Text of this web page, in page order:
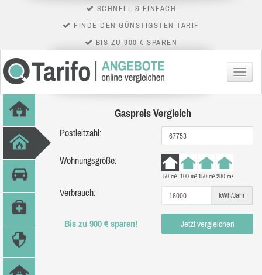
SCHNELL & EINFACH
FINDE DEN GÜNSTIGSTEN TARIF
BIS ZU 900 € SPAREN
Menü
Gaspreis Vergleich
Postleitzahl:
Wohnungsgröße:
50 m² 100 m²150 m²280 m²
Verbrauch: kWh/Jahr
Bis zu 900 € sparen! Jetzt vergleichen